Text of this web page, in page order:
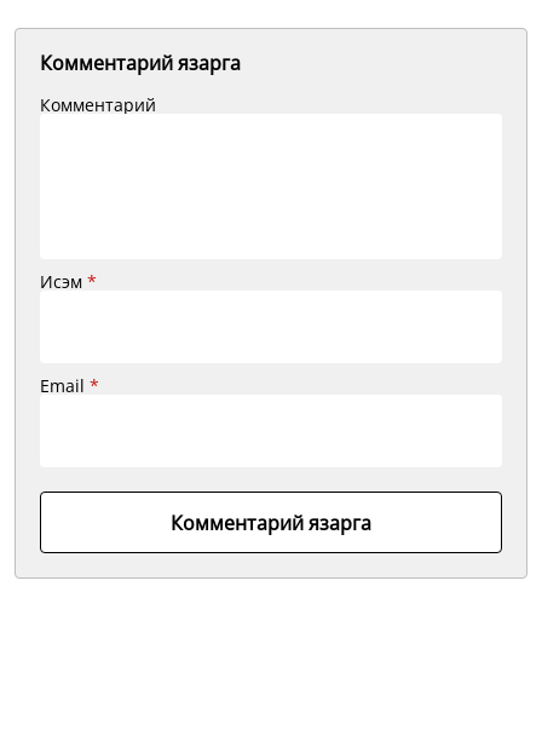
Комментарий язарга
Комментарий
Исэм *
Email *
Комментарий язарга